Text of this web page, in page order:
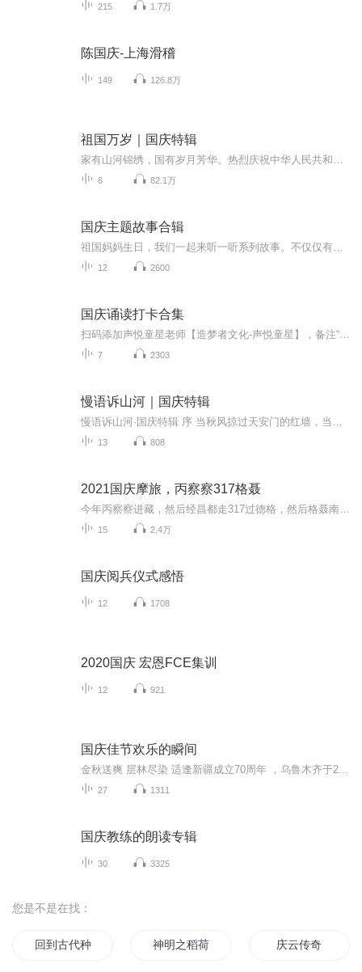
215 1.7万
陈国庆-上海滑稽
149 126.8万
祖国万岁｜国庆特辑
6 82.1万
国庆主题故事合辑
12 2600
国庆诵读打卡合集
7 2303
慢语诉山河｜国庆特辑
13 808
2021国庆摩旅，丙察察317格聂
15 2.4万
国庆阅兵仪式感悟
12 1708
2020国庆 宏恩FCE集训
12 921
国庆佳节欢乐的瞬间
27 1311
国庆教练的朗读专辑
30 3325
您是不是在找：
回到古代种水稻 神明之稻荷神 庆云传奇